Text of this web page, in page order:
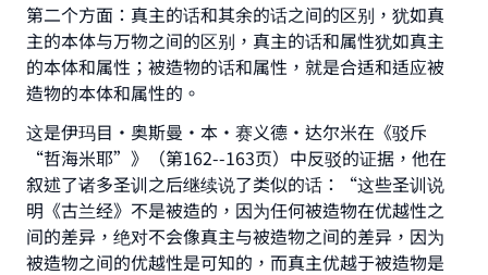
第二个方面：真主的话和其余的话之间的区别，犹如真
主的本体与万物之间的区别，真主的话和属性犹如真主
的本体和属性；被造物的话和属性，就是合适和适应被
造物的本体和属性的。
这是伊玛目·奥斯曼·本·赛义德·达尔米在《驳斥
“哲海米耶”》（第162--163页）中反驳的证据，他在
叙述了诸多圣训之后继续说了类似的话：“这些圣训说
明《古兰经》不是被造的，因为任何被造物在优越性之
间的差异，绝对不会像真主与被造物之间的差异，因为
被造物之间的优越性是可知的，而真主优越于被造物是